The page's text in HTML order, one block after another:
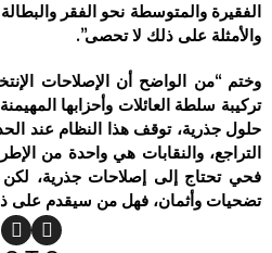
الفقيرة والمتوسطة نحو الفقر
والأمثلة على ذلك لا تحصى”.
وختم “من الواضح أن الإصلاحات
تركيبة سلطة العائلات وأحزابها
حلول جذرية، توقف هذا النظام عند
التراجع، والنقابات هي واحدة من
فحي تحتاج إلى إصلاحات جذرية، لكن
تضحيات وأثمان، فهل من سيقدم على